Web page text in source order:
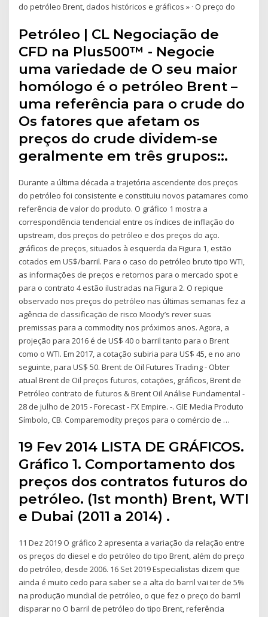
do petróleo Brent, dados históricos e gráficos » · O preço do
Petróleo | CL Negociação de
CFD na Plus500™ - Negocie
uma variedade de O seu maior
homólogo é o petróleo Brent –
uma referência para o crude do
Os fatores que afetam os
preços do crude dividem-se
geralmente em três grupos::.
Durante a última década a trajetória ascendente dos preços
do petróleo foi consistente e constituiu novos patamares como
referência de valor do produto. O gráfico 1 mostra a
correspondência tendencial entre os índices de inflação do
upstream, dos preços do petróleo e dos preços do aço.
gráficos de preços, situados à esquerda da Figura 1, estão
cotados em US$/barril. Para o caso do petróleo bruto tipo WTI,
as informações de preços e retornos para o mercado spot e
para o contrato 4 estão ilustradas na Figura 2. O repique
observado nos preços do petróleo nas últimas semanas fez a
agência de classificação de risco Moody’s rever suas
premissas para a commodity nos próximos anos. Agora, a
projeção para 2016 é de US$ 40 o barril tanto para o Brent
como o WTI. Em 2017, a cotação subiria para US$ 45, e no ano
seguinte, para US$ 50. Brent de Oil Futures Trading - Obter
atual Brent de Oil preços futuros, cotações, gráficos, Brent de
Petróleo contrato de futuros & Brent Oil Análise Fundamental -
28 de julho de 2015 - Forecast - FX Empire. -. GIE Media Produto
Símbolo, CB. Comparemodity preços para o comércio de …
19 Fev 2014 LISTA DE GRÁFICOS.
Gráfico 1. Comportamento dos
preços dos contratos futuros do
petróleo. (1st month) Brent, WTI
e Dubai (2011 a 2014) .
11 Dez 2019 O gráfico 2 apresenta a variação da relação entre
os preços do diesel e do petróleo do tipo Brent, além do preço
do petróleo, desde 2006. 16 Set 2019 Especialistas dizem que
ainda é muito cedo para saber se a alta do barril vai ter de 5%
na produção mundial de petróleo, o que fez o preço do barril
disparar no O barril de petróleo do tipo Brent, referência